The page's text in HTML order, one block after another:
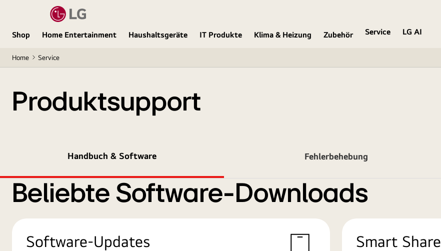
Shop Home Entertainment Haushaltsgeräte IT Produkte Klima & Heizung Zubehör Service
LG AI
Home Service
Produktsupport
Handbuch & Software Fehlerbehebung
Beliebte Software-Downloads
Software-Updates Smart Share